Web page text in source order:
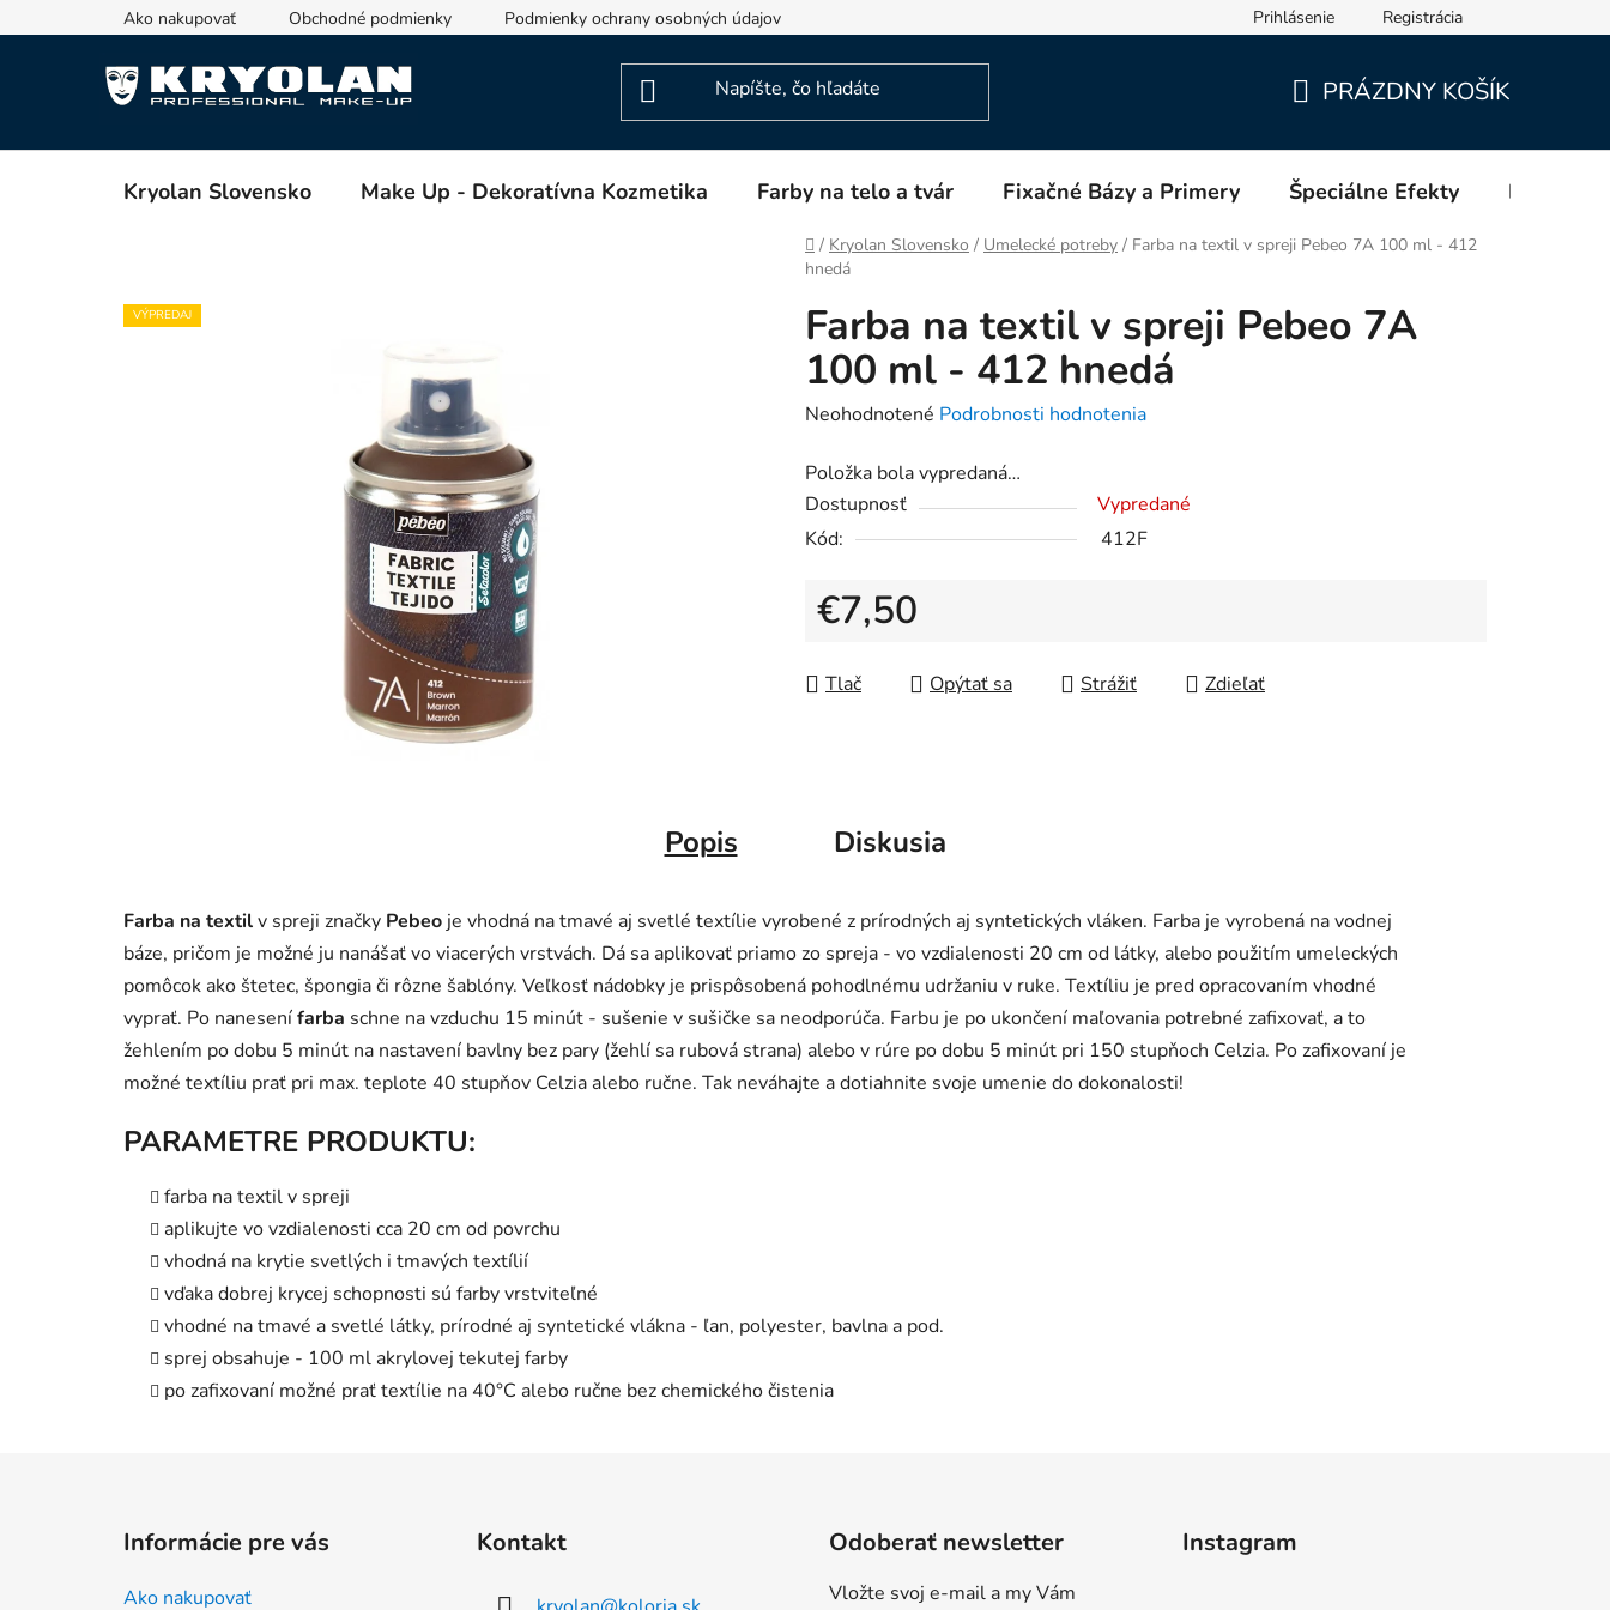
na
Ako nakupovať Obchodné podmienky Podmienky ochrany osobných údajov Prihlásenie Registrácia
KOŠÍK
PRÁZDNY KOŠÍK
Kryolan Slovensko Make Up - Dekoratívna Kozmetika Farby na telo a tvár Fixačné Bázy a Primery Špeciálne Efekty Blog
Domov
/ Kryolan Slovensko / Umelecké potreby / Farba na textil v spreji Pebeo 7A 100 ml - 412
hnedá
Farba na textil v spreji Pebeo 7A
100 ml - 412 hnedá
Priemerné
produktu
je
0,0
Neohodnotené Podrobnosti hodnotenia
Položka bola vypredaná…
Dostupnosť
Vypredané
Kód:
412F
€7,50
Tlač
Opýtať sa Strážiť Zdieľať
VÝPREDAJ
Popis Diskusia
Farba na textilv spreji značky Pebeo je vhodná na tmavé aj svetlé textílie vyrobené z prírodných aj syntetických vláken. Farba je vyrobená na vodnej
báze, pričom je možné ju nanášať vo viacerých vrstvách. Dá sa aplikovať priamo zo spreja - vo vzdialenosti 20 cm od látky, alebo použitím umeleckých
pomôcok ako štetec, špongia či rôzne šablóny. Veľkosť nádobky je prispôsobená pohodlnému udržaniu v ruke. Textíliu je pred opracovaním vhodné
vyprať. Po nanesenífarba schne na vzduchu 15 minút - sušenie v sušičke sa neodporúča. Farbu je po ukončení maľovania potrebné zafixovať, a to
žehlením po dobu 5 minút na nastavení bavlny bez pary (žehlí sa rubová strana) alebo v rúre po dobu 5 minút pri 150 stupňoch Celzia. Po zafixovaní je
možné textíliu prať pri max. teplote 40 stupňov Celzia alebo ručne. Tak neváhajte a dotiahnite svoje umenie do dokonalosti!
PARAMETRE PRODUKTU:
farba na textil v spreji
aplikujte vo vzdialenosti cca 20 cm od povrchu
vhodná na krytie svetlých i tmavých textílií
vďaka dobrej krycej schopnosti sú farby vrstviteľné
vhodné na tmavé a svetlé látky, prírodné aj syntetické vlákna - ľan, polyester, bavlna a pod.
sprej obsahuje - 100 ml akrylovej tekutej farby
po zafixovaní možné prať textílie na 40°C alebo ručne bez chemického čistenia
Informácie pre vás
Ako nakupovať
Kontakt Odoberať newsletter
Vložte svoj e-mail a my Vám
Instagram